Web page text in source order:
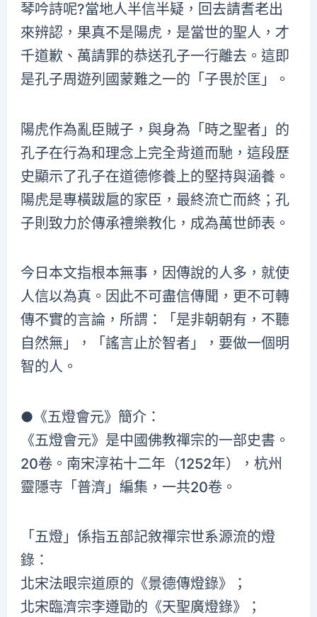
琴吟詩呢?當地人半信半疑，回去請耆老出
來辨認，果真不是陽虎，是當世的聖人，才
千道歉、萬請罪的恭送孔子一行離去。這即
是孔子周遊列國蒙難之一的「子畏於匡」。
陽虎作為亂臣賊子，與身為「時之聖者」的
孔子在行為和理念上完全背道而馳，這段歷
史顯示了孔子在道德修養上的堅持與涵養。
陽虎是專橫跋扈的家臣，最終流亡而終；孔
子則致力於傳承禮樂教化，成為萬世師表。
今日本文指根本無事，因傳說的人多，就使
人信以為真。因此不可盡信傳聞，更不可轉
傳不實的言論，所謂：「是非朝朝有，不聽
自然無」，「謠言止於智者」，要做一個明
智的人。
●《五燈會元》簡介：
《五燈會元》是中國佛教禪宗的一部史書。
20卷。南宋淳祐十二年（1252年），杭州
靈隱寺「普濟」編集，一共20卷。
「五燈」係指五部記敘禪宗世系源流的燈
錄：
北宋法眼宗道原的《景德傳燈錄》；
北宋臨濟宗李遵勖的《天聖廣燈錄》；